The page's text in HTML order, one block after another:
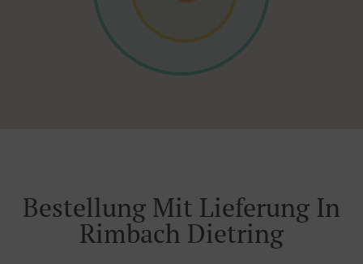
Bestellung Mit Lieferung In
Rimbach Dietring